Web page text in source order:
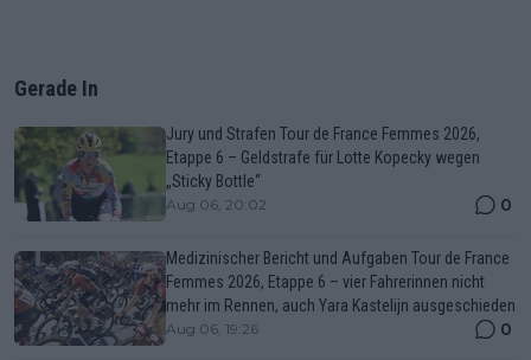
Gerade In
Jury und Strafen Tour de France Femmes 2026,
Etappe 6 – Geldstrafe für Lotte Kopecky wegen
„Sticky Bottle“
Aug 06, 20:02 0
Medizinischer Bericht und Aufgaben Tour de France
Femmes 2026, Etappe 6 – vier Fahrerinnen nicht
mehr im Rennen, auch Yara Kastelijn ausgeschieden
Aug 06, 19:26 0